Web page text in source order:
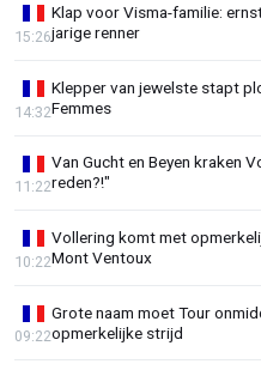
Klap voor Visma-familie:
jarige renner
15:26
Klepper van jewelste stapt
Femmes
14:32
Van Gucht en Beyen kraken
reden?!"
11:22
Vollering komt met
Mont Ventoux
10:22
Grote naam moet Tour
opmerkelijke strijd
09:22